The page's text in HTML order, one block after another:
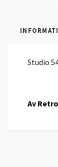
Studio
Av